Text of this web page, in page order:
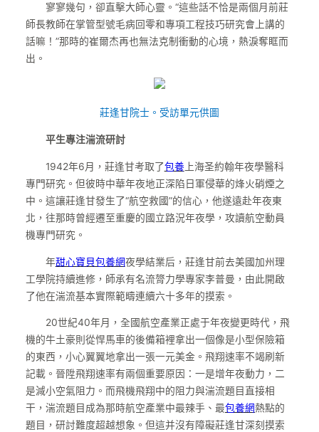
寥寥幾句，卻直擊大師心靈。“這些話不恰是兩個月前莊
師長教師在掌管型號毛病回零和專項工程技巧研究會上講的
話嘛！”那時的崔爾杰再也無法克制衝動的心境，熱淚奪眶而
出。
莊逢甘院士。受訪單元供圖
平生專注湍流研討
1942年6月，莊逢甘考取了包養 上海圣約翰年夜學醫科
專門研究。但彼時中華年夜地正深陷日軍侵華的烽火硝煙之
中。這讓莊逢甘發生了“航空救國”的信心，他遂遠赴年夜東
北，往那時曾經遷至重慶的國立路況年夜學，攻讀航空動員
機專門研究。
年甜心寶貝包養網夜學結業后，莊逢甘前去美國加州理
工學院持續進修，師承有名流膂力學專家李普曼，由此開啟
了他在湍流基本實際範疇連續六十多年的摸索。
20世紀40年月，全國航空產業正處于年夜變更時代，飛
機的牛土豪則從悍馬車的後備箱裡拿出一個像是小型保險箱
的東西，小心翼翼地拿出一張一元美金。飛翔速率不竭刷新
記載。晉陞飛翔速率有兩個重要原因：一是增年夜動力，二
是減小空氣阻力。而飛機飛翔中的阻力與湍流題目直接相
干，湍流題目成為那時航空產業中最辣手、最包養網熱點的
題目，研討難度超越想象。但這并沒有障礙莊逢甘深刻摸索